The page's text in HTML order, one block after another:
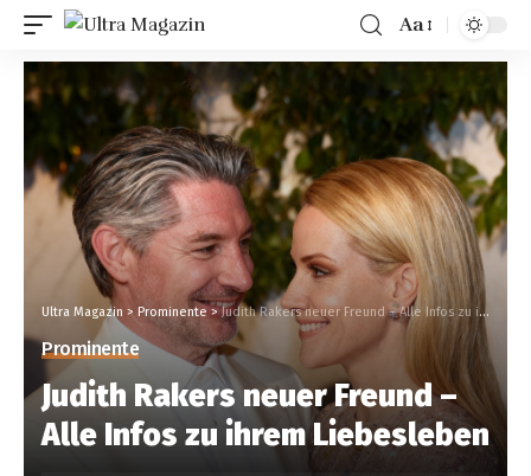
Aa
Ultra Magazin > Prominente >Judith Rakers neuer Freund – Alle Infos zu ihrem Liebesleben
Prominente
Judith Rakers neuer Freund –
Alle Infos zu ihrem Liebesleben